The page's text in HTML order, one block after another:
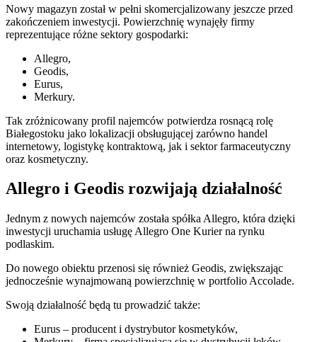
Nowy magazyn został w pełni skomercjalizowany jeszcze przed
zakończeniem inwestycji. Powierzchnię wynajęły firmy
reprezentujące różne sektory gospodarki:
Allegro,
Geodis,
Eurus,
Merkury.
Tak zróżnicowany profil najemców potwierdza rosnącą rolę
Białegostoku jako lokalizacji obsługującej zarówno handel
internetowy, logistykę kontraktową, jak i sektor farmaceutyczny
oraz kosmetyczny.
Allegro i Geodis rozwijają działalność
Jednym z nowych najemców została spółka Allegro, która dzięki
inwestycji uruchamia usługę Allegro One Kurier na rynku
podlaskim.
Do nowego obiektu przenosi się również Geodis, zwiększając
jednocześnie wynajmowaną powierzchnię w portfolio Accolade.
Swoją działalność będą tu prowadzić także:
Eurus – producent i dystrybutor kosmetyków,